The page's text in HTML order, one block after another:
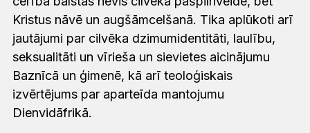
Kristus nāvē un augšāmcelšanā. Tika aplūkoti arī
jautājumi par cilvēka dzimumidentitāti, laulību,
seksualitāti un vīrieša un sievietes aicinājumu
Baznīcā un ģimenē, kā arī teoloģiskais
izvērtējums par aparteīda mantojumu
Dienvidāfrikā.